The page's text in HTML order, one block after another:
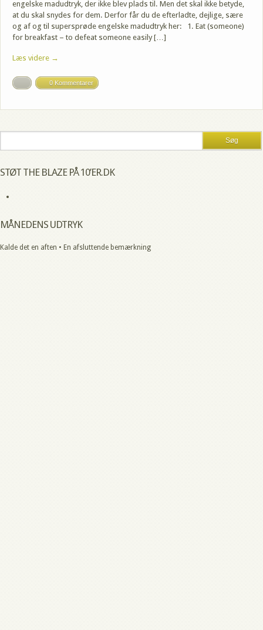
engelske madudtryk, der ikke blev plads til. Men det skal ikke betyde,
at du skal snydes for dem. Derfor får du de efterladte, dejlige, sære
og af og til supersprøde engelske madudtryk her: 1. Eat (someone)
for breakfast – to defeat someone easily […]
Læs videre →
0 Kommentarer
STØT THE BLAZE PÅ 10’ER.DK
MÅNEDENS UDTRYK
Kalde det en aften • En afsluttende bemærkning